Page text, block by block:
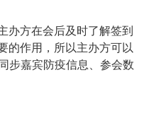
办方在会后及时了解签到
的作用，所以主办方可以
步嘉宾防疫信息、参会数